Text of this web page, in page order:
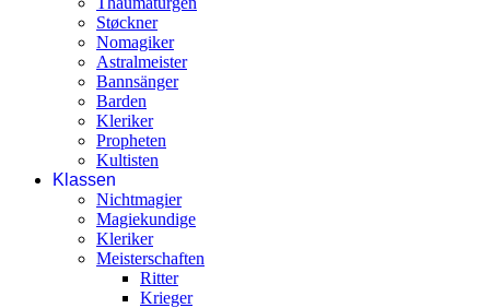
Støckner
Nomagiker
Astralmeister
Bannsänger
Barden
Kleriker
Propheten
Kultisten
Klassen
Nichtmagier
Magiekundige
Kleriker
Meisterschaften
Ritter
Krieger